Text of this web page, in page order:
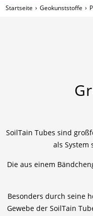
Startseite Geokunststoffe
SoilTain Tubes sind
als
Die aus einem
Besonders durch seine
Gewebe der SoilTain